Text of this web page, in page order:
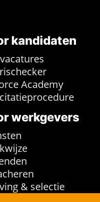
kandidaten
Academy
werkgevers
& selectie